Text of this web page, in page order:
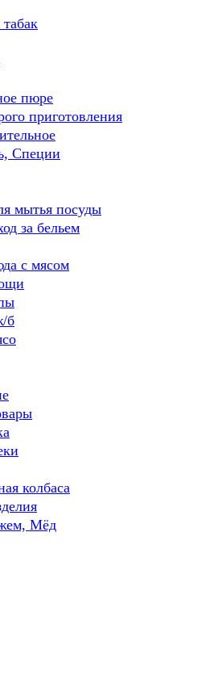
пюре
приготовления
Специи
мытья посуды
за бельем
с мясом
б
колбаса
Мёд